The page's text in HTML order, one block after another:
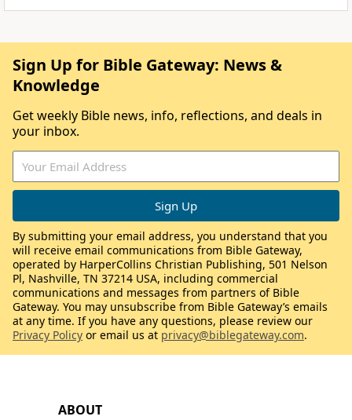
ABOUT
Sign Up for Bible Gateway: News &
Knowledge
Get weekly Bible news, info, reflections, and deals in
your inbox.
By submitting your email address, you understand that you
will receive email communications from Bible Gateway,
operated by HarperCollins Christian Publishing, 501 Nelson
Pl, Nashville, TN 37214 USA, including commercial
communications and messages from partners of Bible
Gateway. You may unsubscribe from Bible Gateway’s emails
at any time. If you have any questions, please review our
Privacy Policy or email us at privacy@biblegateway.com.